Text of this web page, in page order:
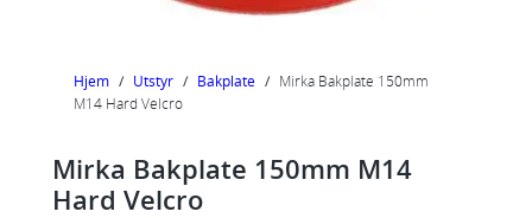
Hjem / Utstyr / Bakplate / Mirka Bakplate 150mm
M14 Hard Velcro
Mirka Bakplate 150mm M14
Hard Velcro